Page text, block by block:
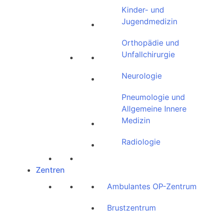
Kinder- und
Jugendmedizin
Orthopädie und
Unfallchirurgie
Neurologie
Pneumologie und
Allgemeine Innere
Medizin
Radiologie
Zentren
Ambulantes OP-Zentrum
Brustzentrum